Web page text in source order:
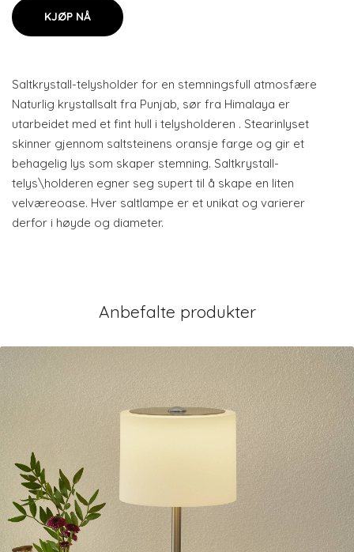
KJØP NÅ
Saltkrystall-telysholder for en stemningsfull atmosfære
Naturlig krystallsalt fra Punjab, sør fra Himalaya er
utarbeidet med et fint hull i telysholderen . Stearinlyset
skinner gjennom saltsteinens oransje farge og gir et
behagelig lys som skaper stemning. Saltkrystall-
telys\holderen egner seg supert til å skape en liten
velværeoase. Hver saltlampe er et unikat og varierer
derfor i høyde og diameter.
Anbefalte produkter